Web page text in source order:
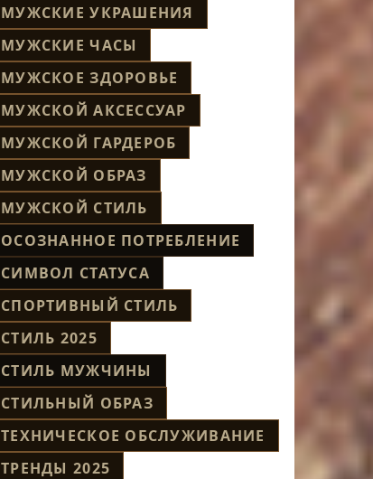
МУЖСКИЕ УКРАШЕНИЯ
МУЖСКИЕ ЧАСЫ
МУЖСКОЕ ЗДОРОВЬЕ
МУЖСКОЙ АКСЕССУАР
МУЖСКОЙ ГАРДЕРОБ
МУЖСКОЙ ОБРАЗ
МУЖСКОЙ СТИЛЬ
ОСОЗНАННОЕ ПОТРЕБЛЕНИЕ
СИМВОЛ СТАТУСА
СПОРТИВНЫЙ СТИЛЬ
СТИЛЬ 2025
СТИЛЬ МУЖЧИНЫ
СТИЛЬНЫЙ ОБРАЗ
ТЕХНИЧЕСКОЕ ОБСЛУЖИВАНИЕ
ТРЕНДЫ 2025